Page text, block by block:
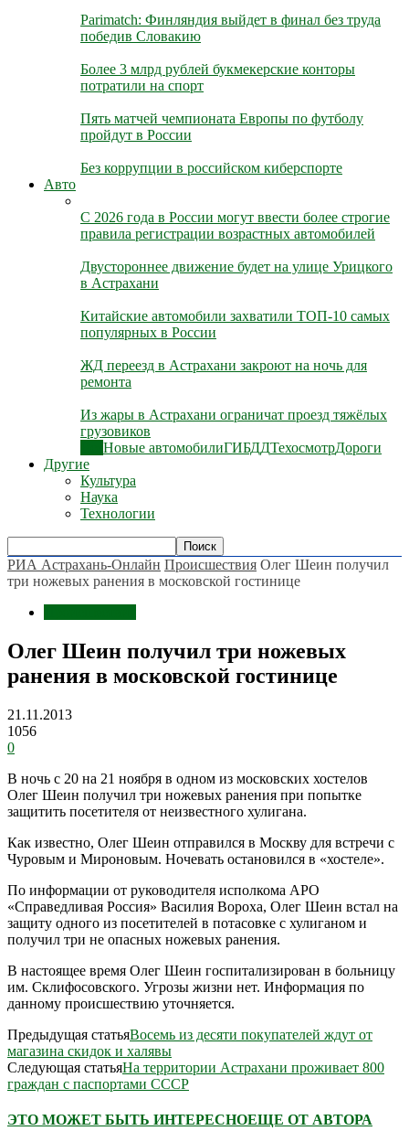
Parimatch: Финляндия выйдет в финал без труда
победив Словакию
Более 3 млрд рублей букмекерские конторы
потратили на спорт
Пять матчей чемпионата Европы по футболу
пройдут в России
Без коррупции в российском киберспорте
Авто
С 2026 года в России могут ввести более строгие
правила регистрации возрастных автомобилей
Двустороннее движение будет на улице Урицкого
в Астрахани
Китайские автомобили захватили ТОП-10 самых
популярных в России
ЖД переезд в Астрахани закроют на ночь для
ремонта
Из жары в Астрахани ограничат проезд тяжёлых
грузовиков
Новые автомобилиГИБДДТехосмотрДороги
Другие
Культура
Наука
Технологии
РИА Астрахань-Онлайн Происшествия Олег Шеин получил
три ножевых ранения в московской гостинице
Олег Шеин получил три ножевых
ранения в московской гостинице
21.11.2013
1056
0
В ночь с 20 на 21 ноября в одном из московских хостелов
Олег Шеин получил три ножевых ранения при попытке
защитить посетителя от неизвестного хулигана.
Как известно, Олег Шеин отправился в Москву для встречи с
Чуровым и Мироновым. Ночевать остановился в «хостеле».
По информации от руководителя исполкома АРО
«Справедливая Россия» Василия Вороха, Олег Шеин встал на
защиту одного из посетителей в потасовке с хулиганом и
получил три не опасных ножевых ранения.
В настоящее время Олег Шеин госпитализирован в больницу
им. Склифосовского. Угрозы жизни нет. Информация по
данному происшествию уточняется.
Предыдущая статьяВосемь из десяти покупателей ждут от
магазина скидок и халявы
Следующая статьяНа территории Астрахани проживает 800
граждан с паспортами СССР
ЭТО МОЖЕТ БЫТЬ ИНТЕРЕСНОЕЩЕ ОТ АВТОРА